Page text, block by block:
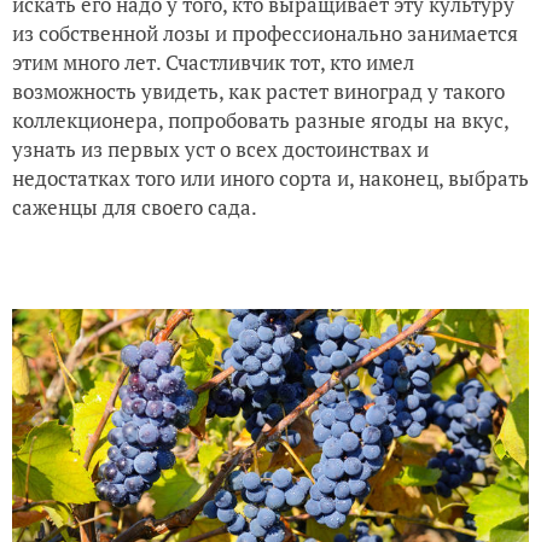
из собственной лозы и профессионально занимается
этим много лет. Счастливчик тот, кто имел
возможность увидеть, как растет виноград у такого
коллекционера, попробовать разные ягоды на вкус,
узнать из первых уст о всех достоинствах и
недостатках того или иного сорта и, наконец, выбрать
саженцы для своего сада.